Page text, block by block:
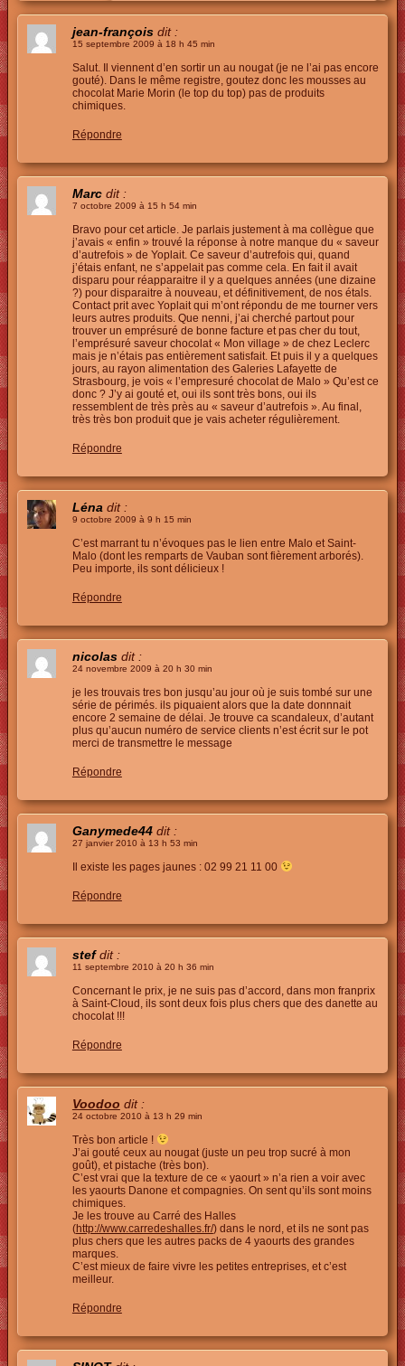
jean-françois dit :
15 septembre 2009 à 18 h 45 min
Salut. Il viennent d’en sortir un au nougat (je ne l’ai pas encore
gouté). Dans le même registre, goutez donc les mousses au
chocolat Marie Morin (le top du top) pas de produits
chimiques.
Répondre
Marc dit :
7 octobre 2009 à 15 h 54 min
Bravo pour cet article. Je parlais justement à ma collègue que
j’avais « enfin » trouvé la réponse à notre manque du « saveur
d’autrefois » de Yoplait. Ce saveur d’autrefois qui, quand
j’étais enfant, ne s’appelait pas comme cela. En fait il avait
disparu pour réapparaitre il y a quelques années (une dizaine
?) pour disparaitre à nouveau, et définitivement, de nos étals.
Contact prit avec Yoplait qui m’ont répondu de me tourner vers
leurs autres produits. Que nenni, j’ai cherché partout pour
trouver un emprésuré de bonne facture et pas cher du tout,
l’emprésuré saveur chocolat « Mon village » de chez Leclerc
mais je n’étais pas entièrement satisfait. Et puis il y a quelques
jours, au rayon alimentation des Galeries Lafayette de
Strasbourg, je vois « l’empresuré chocolat de Malo » Qu’est ce
donc ? J’y ai gouté et, oui ils sont très bons, oui ils
ressemblent de très près au « saveur d’autrefois ». Au final,
très très bon produit que je vais acheter régulièrement.
Répondre
Léna dit :
9 octobre 2009 à 9 h 15 min
C’est marrant tu n’évoques pas le lien entre Malo et Saint-
Malo (dont les remparts de Vauban sont fièrement arborés).
Peu importe, ils sont délicieux !
Répondre
nicolas dit :
24 novembre 2009 à 20 h 30 min
je les trouvais tres bon jusqu’au jour où je suis tombé sur une
série de périmés. ils piquaient alors que la date donnnait
encore 2 semaine de délai. Je trouve ca scandaleux, d’autant
plus qu’aucun numéro de service clients n’est écrit sur le pot
merci de transmettre le message
Répondre
Ganymede44 dit :
27 janvier 2010 à 13 h 53 min
Il existe les pages jaunes : 02 99 21 11 00
Répondre
stef dit :
11 septembre 2010 à 20 h 36 min
Concernant le prix, je ne suis pas d’accord, dans mon franprix
à Saint-Cloud, ils sont deux fois plus chers que des danette au
chocolat !!!
Répondre
Voodoo dit :
24 octobre 2010 à 13 h 29 min
Très bon article !
J’ai gouté ceux au nougat (juste un peu trop sucré à mon
goût), et pistache (très bon).
C’est vrai que la texture de ce « yaourt » n’a rien a voir avec
les yaourts Danone et compagnies. On sent qu’ils sont moins
chimiques.
Je les trouve au Carré des Halles
(http://www.carredeshalles.fr/) dans le nord, et ils ne sont pas
plus chers que les autres packs de 4 yaourts des grandes
marques.
C’est mieux de faire vivre les petites entreprises, et c’est
meilleur.
Répondre